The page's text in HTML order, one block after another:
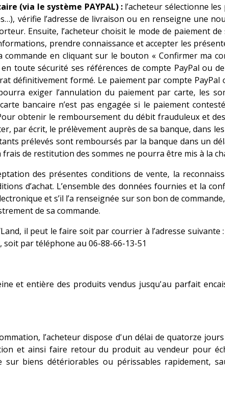
(via le système PAYPAL) :l’acheteur sélectionne
vérifie l’adresse de livraison ou en renseigne une
Ensuite, l’acheteur choisit le mode de paiement
prendre connaissance et accepter les
commande en cliquant sur le bouton « Confirmer ma
toute sécurité ses références de compte PayPal ou
définitivement formé. Le paiement par compte PayPal
exiger l’annulation du paiement par carte, les
bancaire n’est pas engagée si le paiement
obtenir le remboursement du débit frauduleux et
par écrit, le prélèvement auprès de sa banque, dans
prélevés sont remboursés par la banque dans un
de restitution des sommes ne pourra être mis à la
des présentes conditions de vente, la
d’achat. L’ensemble des données fournies et la
et s’il l’a renseignée sur son bon de commande,
de sa commande.
il peut le faire soit par courrier à l’adresse suivante
soit par téléphone au 06-88-66-13-51
et entière des produits vendus jusqu'au parfait
l’acheteur dispose d'un délai de quatorze
et ainsi faire retour du produit au vendeur pour
sur biens détériorables ou périssables rapidement,